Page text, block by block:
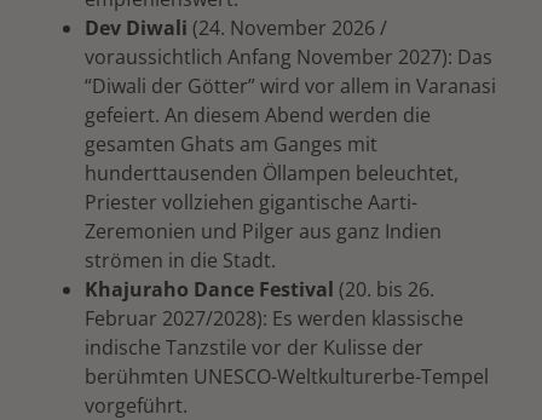
Dev Diwali (24. November 2026 /
voraussichtlich Anfang November 2027): Das
“Diwali der Götter” wird vor allem in Varanasi
gefeiert. An diesem Abend werden die
gesamten Ghats am Ganges mit
hunderttausenden Öllampen beleuchtet,
Priester vollziehen gigantische Aarti-
Zeremonien und Pilger aus ganz Indien
strömen in die Stadt.
Khajuraho Dance Festival (20. bis 26.
Februar 2027/2028): Es werden klassische
indische Tanzstile vor der Kulisse der
berühmten UNESCO-Weltkulturerbe-Tempel
vorgeführt.